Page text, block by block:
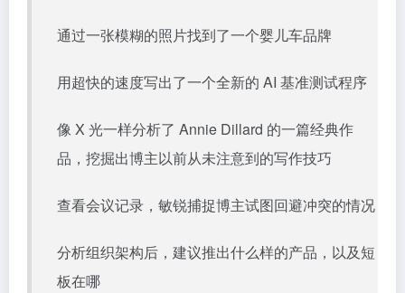
通过一张模糊的照片找到了一个婴儿车品牌
用超快的速度写出了一个全新的 AI 基准测试程序
像 X 光一样分析了 Annie Dillard 的一篇经典作
品，挖掘出博主以前从未注意到的写作技巧
查看会议记录，敏锐捕捉博主试图回避冲突的情况
分析组织架构后，建议推出什么样的产品，以及短
板在哪